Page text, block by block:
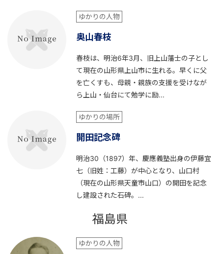
ゆかりの人物
奥山春枝
春枝は、明治6年3月、旧上山藩士の子とし
て現在の山形県上山市に生れる。早くに父
を亡くすも、母親・親族の支援を受けなが
ら上山・仙台にて勉学に励...
ゆかりの場所
開田記念碑
明治30（1897）年、慶應義塾出身の伊藤宜
七（旧姓：工藤）が中心となり、山口村
（現在の山形県天童市山口）の開田を記念
し建設された石碑。...
福島県
ゆかりの人物